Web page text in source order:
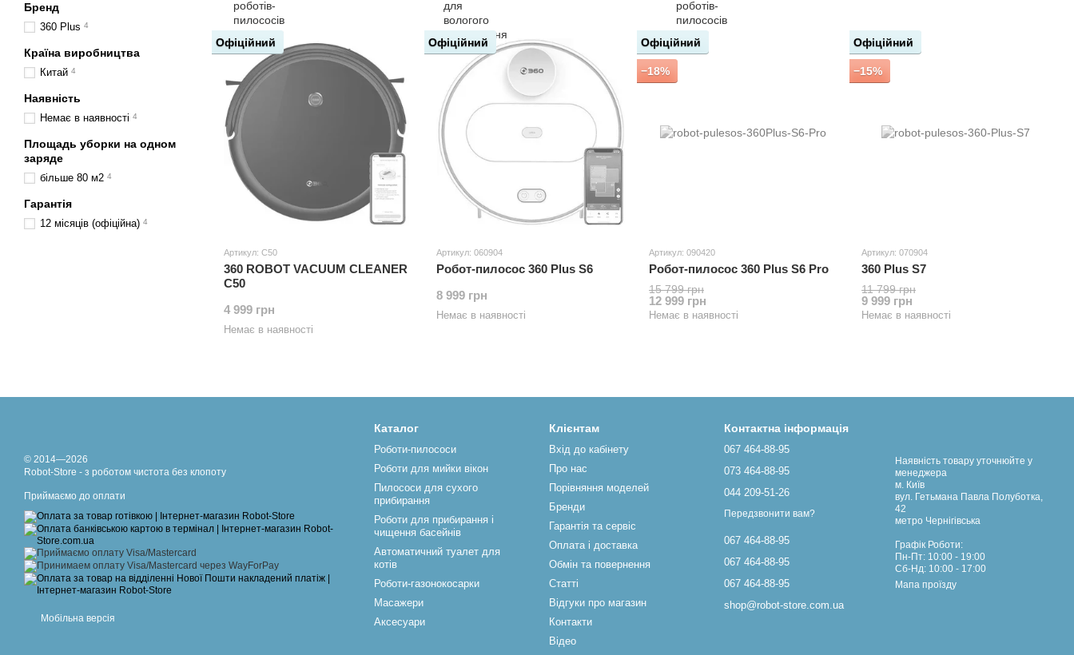
Офіційний
Артикул: C50
360 ROBOT VACUUM CLEANER
C50
4 999 грн
Немає в наявності
Офіційний
Артикул: 060904
Робот-пилосос 360 Plus S6
8 999 грн
Немає в наявності
Офіційний
−18%
Артикул: 090420
Робот-пилосос 360 Plus S6 Pro
15 799 грн
12 999 грн
Немає в наявності
Офіційний
−15%
Артикул: 070904
360 Plus S7
11 799 грн
9 999 грн
Немає в наявності
Бренд
360 Plus 4
Країна виробництва
Китай 4
Наявність
Немає в наявності 4
Площадь уборки на одном
заряде
більше 80 м2 4
Гарантія
12 місяців (офіційна) 4
© 2014—2026
Robot-Store - з роботом чистота без клопоту
Приймаємо до оплати
Мобільна версія
Каталог
Роботи-пилососи
Роботи для мийки вікон
Пилососи для сухого
прибирання
Роботи для прибирання і
чищення басейнів
Автоматичний туалет для
котів
Роботи-газонокосарки
Масажери
Аксесуари
Клієнтам
Вхід до кабінету
Про нас
Порівняння моделей
Бренди
Гарантія та сервіс
Оплата і доставка
Обмін та повернення
Статті
Відгуки про магазин
Контакти
Відео
Контактна інформація
067 464-88-95
073 464-88-95
044 209-51-26
Передзвонити вам?
067 464-88-95
067 464-88-95
067 464-88-95
shop@robot-store.com.ua
Наявність товару уточнюйте у
менеджера
м. Київ
вул. Гетьмана Павла Полуботка,
42
метро Чернігівська
Графік Роботи:
Пн-Пт: 10:00 - 19:00
Сб-Нд: 10:00 - 17:00
Мапа проїзду